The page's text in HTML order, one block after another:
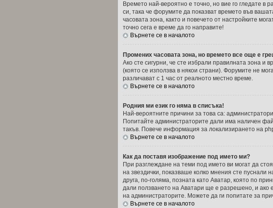
Времето най-вероятно е точно, но вие го гледате в
си, така че форумите да показват времето във
часовата зона, както и повечето от настройките
точно сега е време да го направите!
Върнете се в началото
Промених часовата зона, но времето все още е
Ако сте сигурни, че сте избрали правилната зона и
(която се използва в някои страни). Форумите не
различават с 1 час от реалното местно време.
Върнете се в началото
Родния ми език го няма в списъка!
Най-вероятните причини за това са:
Попитайте администраторите дали има наличен
такъв. Повече информация за локализирането на
Върнете се в началото
Как да поставя изображение под името ми?
При разглеждане на теми под името ви могат да
на звездички, показваше колко мнения сте пуснали
друга, по-голяма, позната като Аватар, която по
дали ползването на Аватари ще е разрешено, и ако
на администраторите. Можете да ги попитате за
Върнете се в началото